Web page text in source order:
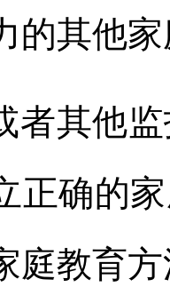
的其他
者其他
正确的
庭教育